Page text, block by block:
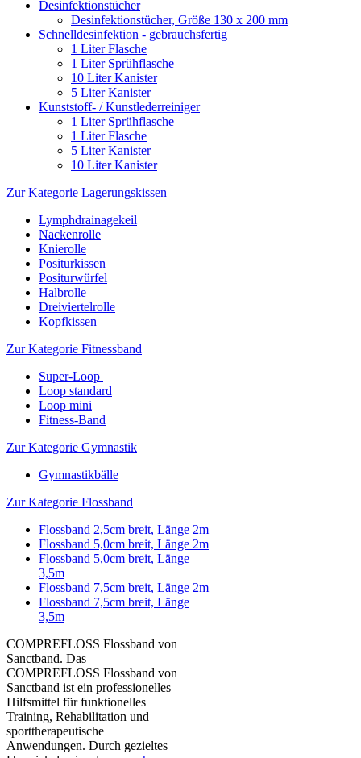
Desinfektionstücher
Desinfektionstücher, Größe 130 x 200 mm
Schnelldesinfektion - gebrauchsfertig
1 Liter Flasche
1 Liter Sprühflasche
10 Liter Kanister
5 Liter Kanister
Kunststoff- / Kunstlederreiniger
1 Liter Sprühflasche
1 Liter Flasche
5 Liter Kanister
10 Liter Kanister
Zur Kategorie Lagerungskissen
Lymphdrainagekeil
Nackenrolle
Knierolle
Positurkissen
Positurwürfel
Halbrolle
Dreiviertelrolle
Kopfkissen
Zur Kategorie Fitnessband
Super-Loop
Loop standard
Loop mini
Fitness-Band
Zur Kategorie Gymnastik
Gymnastikbälle
Zur Kategorie Flossband
Flossband 2,5cm breit, Länge 2m
Flossband 5,0cm breit, Länge 2m
Flossband 5,0cm breit, Länge
3,5m
Flossband 7,5cm breit, Länge 2m
Flossband 7,5cm breit, Länge
3,5m
COMPREFLOSS Flossband von
Sanctband. Das
COMPREFLOSS Flossband von
Sanctband ist ein professionelles
Hilfsmittel für funktionelles
Training, Rehabilitation und
sporttherapeutische
Anwendungen. Durch gezieltes